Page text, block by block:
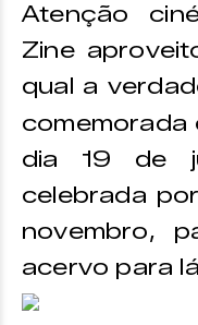
Atenção
Zine
qual a
comemorada
dia 19 de
celebrada
novembro,
acervo para